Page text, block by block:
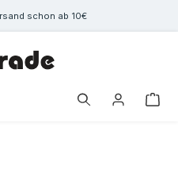
schon ab 10€